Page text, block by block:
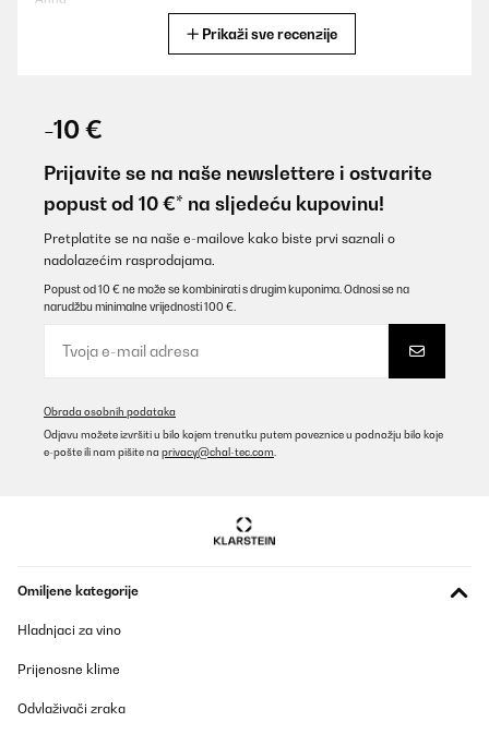
Utilisateur d'Amazon
POTVRĐENI PREGLED
Molto bella come estetica e soprattutto funzionante.Sono molto
soddisfatta di questo acquisto.
Prevedi
It's really good in performance. Style is also very nice. It's really
Amazon user
Prevedi
Prikaži sve recenzije
-10 €
Prijavite se na naše newslettere i ostvarite
popust od 10 €* na sljedeću kupovinu!
Pretplatite se na naše e-mailove kako biste prvi saznali o
nadolazećim rasprodajama.
Popust od 10 € ne može se kombinirati s drugim kuponima. Odnosi se na
narudžbu minimalne vrijednosti 100 €.
Obrada osobnih podataka
Odjavu možete izvršiti u bilo kojem trenutku putem poveznice u podnožju bilo koje
e-pošte ili nam pišite na privacy@chal-tec.com
Omiljene kategorije
Hladnjaci za vino
Prijenosne klime
Odvlaživači zraka